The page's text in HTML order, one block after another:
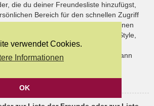
verwendet Cookies.
Informationen
OK
die du deiner Freundesliste hinzufügst,
Bereich für den schnellen Zugriff
dort deren Onlinestatus und kannst ihnen
senden. Abhängig von dem Style,
Beiträge deiner Freunde auch
Wenn du einen Benutzer ignorierst, dann